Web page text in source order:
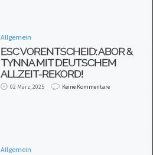
Allgemein
ESC VORENTSCHEID: ABOR &
TYNNA MIT DEUTSCHEM
ALLZEIT-REKORD!
02 März, 2025 Keine Kommentare
Allgemein